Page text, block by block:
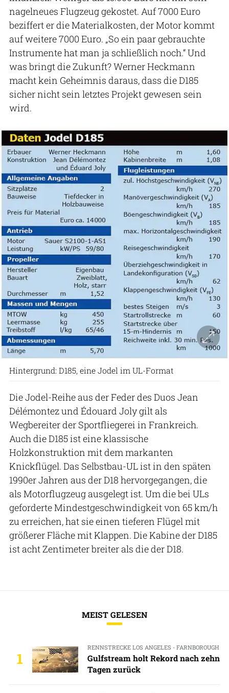
nagelneues Flugzeug gekostet. Auf 7000 Euro
beziffert er die Materialkosten, der Motor kommt
auf weitere 7000 Euro. „So ein paar gebrauchte
Instrumente hat man ja schließlich noch.“ Und
was bringt die Zukunft? Werner Heckmann
macht kein Geheimnis daraus, dass die D185
sicher nicht sein letztes Projekt gewesen sein
wird.
Hintergrund: D185, eine Jodel im UL-Format
Die Jodel-Reihe aus der Feder des Duos Jean
Délémontez und Édouard Joly gilt als
Wegbereiter der Sportfliegerei in Frankreich.
Auch die D185 ist eine klassische
Holzkonstruktion mit dem markanten
Knickflügel. Das Selbstbau-UL ist in den späten
1990er Jahren aus der D18 hervorgegangen, die
als Motorflugzeug ausgelegt ist. Um die bei ULs
geforderte Mindestgeschwindigkeit von 65 km/h
zu erreichen, hat sie einen tieferen Flügel mit
größerer Fläche mit Klappen. Die Kabine der D185
ist acht Zentimeter breiter als die der D18.
MEIST GELESEN
1
RENNSTRECKE LOS ANGELES - FARNBOROUGH
Gulfstream holt Rekord nach zehn
Tagen zurück